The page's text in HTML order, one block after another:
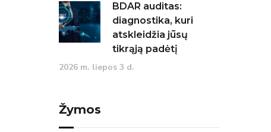
BDAR auditas:
diagnostika, kuri
atskleidžia jūsų
tikrąją padėtį
2026 m. liepos 3 d.
Žymos